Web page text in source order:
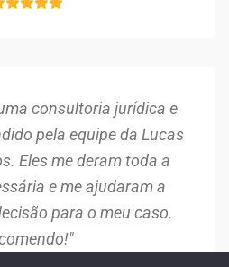
consultoria jurídica e
pela equipe da Lucas
Eles me deram toda a
e me ajudaram a
para o meu caso.